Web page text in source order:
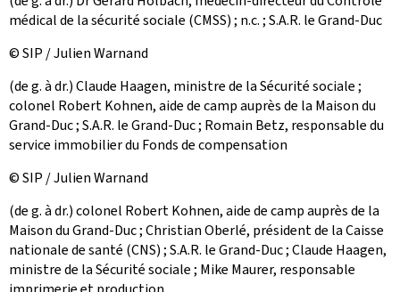
médical de la sécurité sociale (CMSS) ; n.c. ; S.A.R. le Grand-Duc
© SIP / Julien Warnand
(de g. à dr.) Claude Haagen, ministre de la Sécurité sociale ;
colonel Robert Kohnen, aide de camp auprès de la Maison du
Grand-Duc ; S.A.R. le Grand-Duc ; Romain Betz, responsable du
service immobilier du Fonds de compensation
© SIP / Julien Warnand
(de g. à dr.) colonel Robert Kohnen, aide de camp auprès de la
Maison du Grand-Duc ; Christian Oberlé, président de la Caisse
nationale de santé (CNS) ; S.A.R. le Grand-Duc ; Claude Haagen,
ministre de la Sécurité sociale ; Mike Maurer, responsable